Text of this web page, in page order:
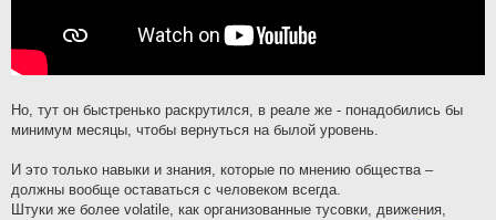
Но, тут он быстренько раскрутился, в реале же - понадобились бы
минимум месяцы, чтобы вернуться на былой уровень.
И это только навыки и знания, которые по мнению общества –
должны вообще оставаться с человеком всегда.
Штуки же более volatile, как организованные тусовки, движения,